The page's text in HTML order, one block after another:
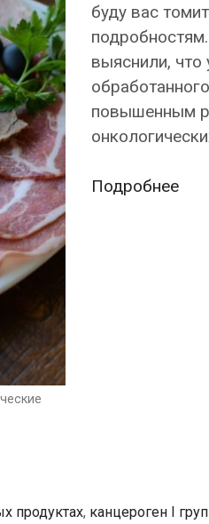
буду вас
выяснили, что
повышенным
Подробнее
продуктах, канцероген I